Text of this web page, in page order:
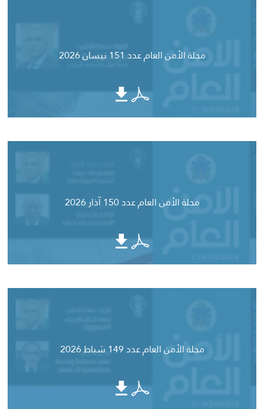
مجلة الأمن العام عدد 151 نيسان 2026
مجلة الأمن العام عدد 150 آذار 2026
مجلة الأمن العام عدد 149 شباط 2026